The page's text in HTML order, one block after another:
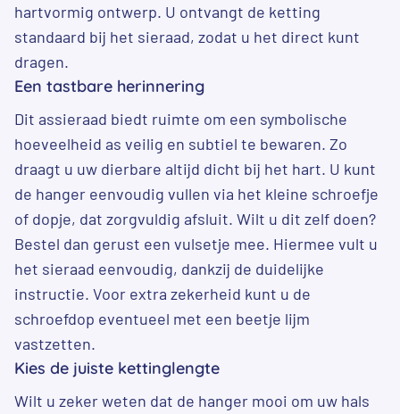
hartvormig ontwerp. U ontvangt de ketting
standaard bij het sieraad, zodat u het direct kunt
dragen.
Een tastbare herinnering
Dit assieraad biedt ruimte om een symbolische
hoeveelheid as veilig en subtiel te bewaren. Zo
draagt u uw dierbare altijd dicht bij het hart. U kunt
de hanger eenvoudig vullen via het kleine schroefje
of dopje, dat zorgvuldig afsluit. Wilt u dit zelf doen?
Bestel dan gerust een vulsetje mee. Hiermee vult u
het sieraad eenvoudig, dankzij de duidelijke
instructie. Voor extra zekerheid kunt u de
schroefdop eventueel met een beetje lijm
vastzetten.
Kies de juiste kettinglengte
Wilt u zeker weten dat de hanger mooi om uw hals